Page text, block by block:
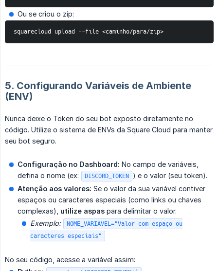
Ou se criou o zip:
squarecloud upload --file <caminho/para/zip>
5. Configurando Variáveis de Ambiente
(ENV)
Nunca deixe o Token do seu bot exposto diretamente no
código. Utilize o sistema de ENVs da Square Cloud para manter
seu bot seguro.
Configuração no Dashboard: No campo de variáveis,
defina o nome (ex:
DISCORD_TOKEN ) e o valor (seu token).
Atenção aos valores: Se o valor da sua variável contiver
espaços ou caracteres especiais (como links ou chaves
complexas), utilize aspas para delimitar o valor.
Exemplo:
NOME_VARIAVEL="Valor com espaço ou
caracteres especiais"
No seu código, acesse a variável assim: